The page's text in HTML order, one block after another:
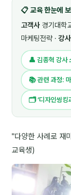
🏭 산업 특화
🎬 영상 · 콘텐츠
📊 프레젠테이션 ·
🚀 창업 · 커리어
🗣️ 외국어 강의
👥 리더십 · 조직
🤲 협력강사 과정
📋 교육 한눈에 보
고객사 경기대학
마케팅전략 · 강사
👤 김종혁 강사
📚 관련 과정:
🗂 ‘디자인씽킹
"다양한 사례로 재
교육생)